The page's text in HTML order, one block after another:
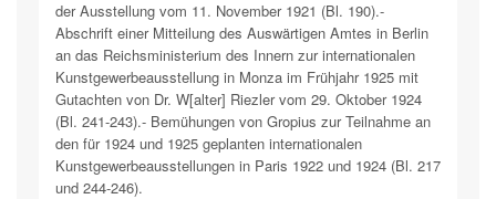
der Ausstellung vom 11. November 1921 (Bl. 190).-
Abschrift einer Mitteilung des Auswärtigen Amtes in Berlin
an das Reichsministerium des Innern zur internationalen
Kunstgewerbeausstellung in Monza im Frühjahr 1925 mit
Gutachten von Dr. W[alter] Riezler vom 29. Oktober 1924
(Bl. 241-243).- Bemühungen von Gropius zur Teilnahme an
den für 1924 und 1925 geplanten internationalen
Kunstgewerbeausstellungen in Paris 1922 und 1924 (Bl. 217
und 244-246).